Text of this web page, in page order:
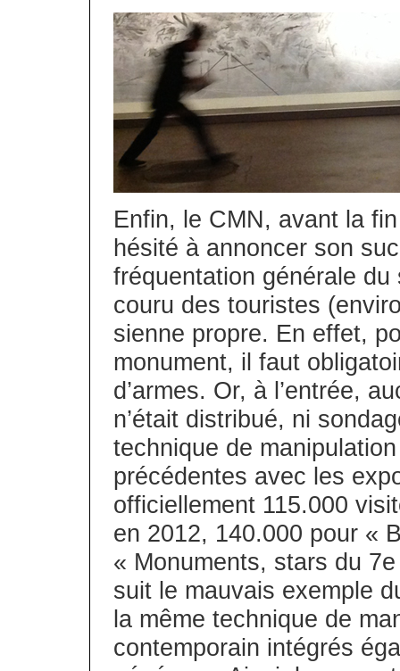
Enfin, le CMN, avant la
hésité à annoncer son
fréquentation générale
couru des touristes
sienne propre. En effet,
monument, il faut
d’armes. Or, à l’entrée,
n’était distribué, ni
technique de
précédentes avec les
officiellement 115.000
en 2012, 140.000 pour «
« Monuments, stars du
suit le mauvais exemple
la même technique de
contemporain intégrés